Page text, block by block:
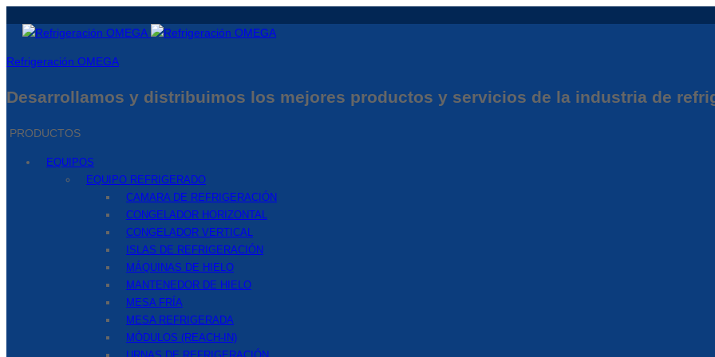
Refrigeración OMEGA
Desarrollamos y distribuimos los mejores productos y servicios de la industria de
PRODUCTOS
EQUIPOS
EQUIPO REFRIGERADO
CAMARA DE REFRIGERACIÓN
CONGELADOR HORIZONTAL
CONGELADOR VERTICAL
ISLAS DE REFRIGERACIÓN
MÁQUINAS DE HIELO
MANTENEDOR DE HIELO
MESA FRÍA
MESA REFRIGERADA
MÓDULOS (REACH-IN)